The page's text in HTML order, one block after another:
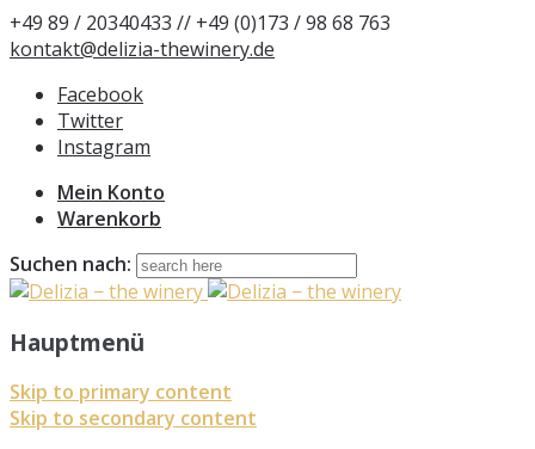
+49 89 / 20340433 // +49 (0)173 / 98 68 763
kontakt@delizia-thewinery.de
Facebook
Twitter
Instagram
Mein Konto
Warenkorb
Suchen nach:
Hauptmenü
Skip to primary content
Skip to secondary content